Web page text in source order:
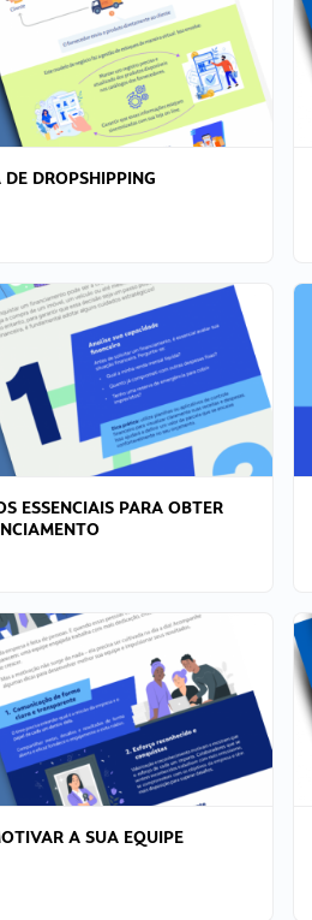
DE DROPSHIPPING
ESSENCIAIS PARA OBTER
A SUA EQUIPE